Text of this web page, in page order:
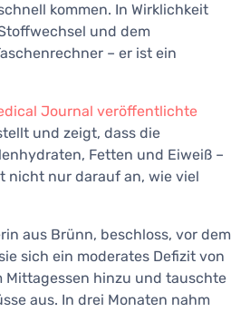
kommen. In Wirklichkeit
und dem
– er ist ein
Journal veröffentlichte
und zeigt, dass die
Fetten und Eiweiß –
nicht nur darauf an, wie viel
aus Brünn, beschloss, vor dem
sich ein moderates Defizit von
Mittagessen hinzu und tauschte
aus. In drei Monaten nahm